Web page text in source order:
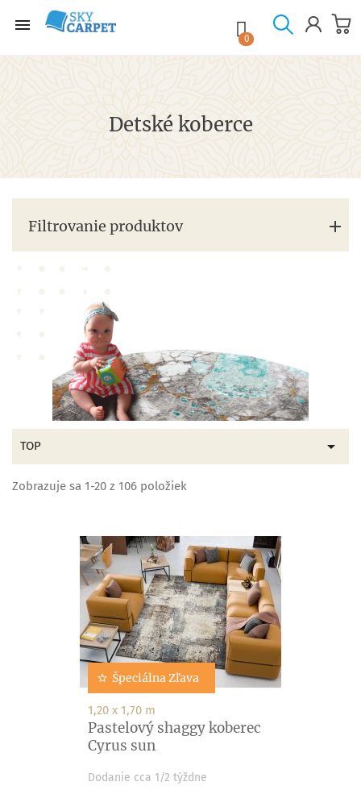
 shopping_cart

0
Detské koberce
Filtrovanie produktov
TOP 
Zobrazuje sa 1-20 z 106 položiek
Špeciálna Zľava
1,20 x 1,70 m
Pastelový shaggy koberec
Cyrus sun
Dodanie cca 1/2 týždne